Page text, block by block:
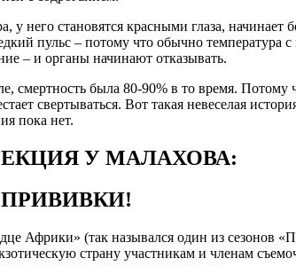
у него становятся красными глаза,
пульс – потому что обычно
– и органы начинают отказывать.
смертность была 80-90% в то время.
свертываться. Вот такая невеселая
пока нет.
У МАЛАХОВА:
Африки» (так назывался один из сезонов
страну участникам и членам